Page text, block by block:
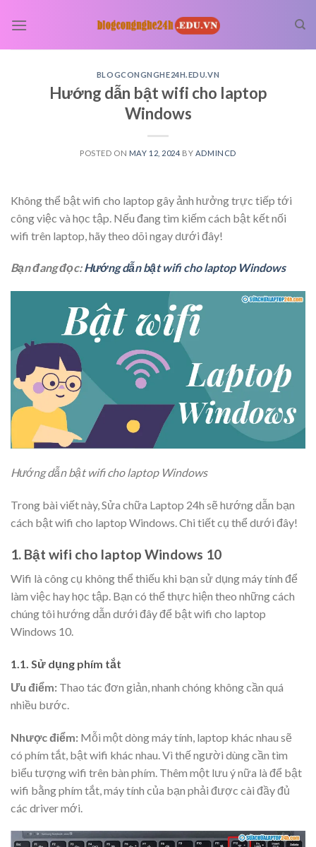
BLOGCONGNGHE24H.EDU.VN
Hướng dẫn bật wifi cho laptop
Windows
POSTED ON MAY 12, 2024 BY ADMINCD
Không thể bật wifi cho laptop gây ảnh hưởng trực tiếp tới
công việc và học tập. Nếu đang tìm kiếm cách bật kết nối
wifi trên laptop, hãy theo dõi ngay dưới đây!
Bạn đang đọc:Hướng dẫn bật wifi cho laptop Windows
Hướng dẫn bật wifi cho laptop Windows
Trong bài viết này, Sửa chữa Laptop 24h sẽ hướng dẫn bạn
cách bật wifi cho laptop Windows. Chi tiết cụ thể dưới đây!
1. Bật wifi cho laptop Windows 10
Wifi là công cụ không thể thiếu khi bạn sử dụng máy tính để
làm việc hay học tập. Bạn có thể thực hiện theo những cách
chúng tôi hướng dẫn dưới đây để bật wifi cho laptop
Windows 10.
1.1. Sử dụng phím tắt
Ưu điểm: Thao tác đơn giản, nhanh chóng không cần quá
nhiều bước.
Nhược điểm: Mỗi một dòng máy tính, laptop khác nhau sẽ
có phím tắt, bật wifi khác nhau. Vì thế người dùng cần tìm
biểu tượng wifi trên bàn phím. Thêm một lưu ý nữa là để bật
wifi bằng phím tắt, máy tính của bạn phải được cài đầy đủ
các driver mới.